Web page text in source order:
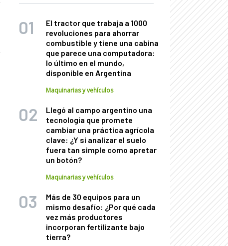
El tractor que trabaja a 1000
revoluciones para ahorrar
combustible y tiene una cabina
que parece una computadora:
lo último en el mundo,
disponible en Argentina
Maquinarias y vehículos
Llegó al campo argentino una
tecnología que promete
cambiar una práctica agrícola
clave: ¿Y si analizar el suelo
fuera tan simple como apretar
un botón?
Maquinarias y vehículos
Más de 30 equipos para un
mismo desafío: ¿Por qué cada
vez más productores
incorporan fertilizante bajo
tierra?